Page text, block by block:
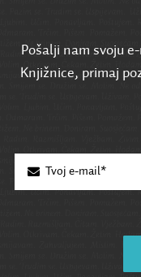
Pošalji nam svoju
Knjižnice, primaj